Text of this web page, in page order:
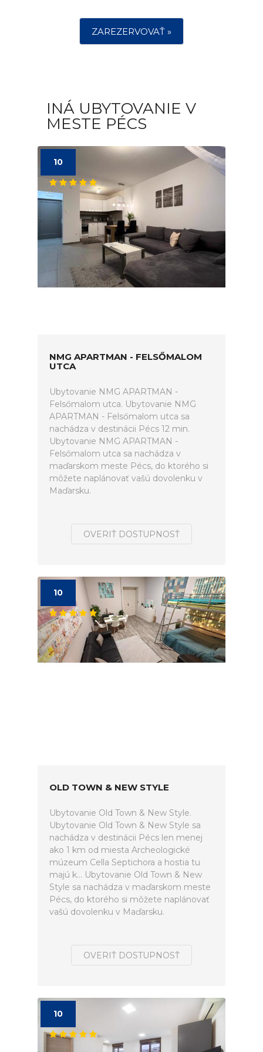
ZAREZERVOVAŤ »
INÁ UBYTOVANIE V
MESTE PÉCS
10
NMG APARTMAN - FELSŐMALOM
UTCA
Ubytovanie NMG APARTMAN -
Felsőmalom utca. Ubytovanie NMG
APARTMAN - Felsőmalom utca sa
nachádza v destinácii Pécs 12 min.
Ubytovanie NMG APARTMAN -
Felsőmalom utca sa nachádza v
maďarskom meste Pécs, do ktorého si
môžete naplánovať vašú dovolenku v
Maďarsku.
OVERIŤ DOSTUPNOSŤ
10
OLD TOWN & NEW STYLE
Ubytovanie Old Town & New Style.
Ubytovanie Old Town & New Style sa
nachádza v destinácii Pécs len menej
ako 1 km od miesta Archeologické
múzeum Cella Septichora a hostia tu
majú k... Ubytovanie Old Town & New
Style sa nachádza v maďarskom meste
Pécs, do ktorého si môžete naplánovať
vašú dovolenku v Maďarsku.
OVERIŤ DOSTUPNOSŤ
10